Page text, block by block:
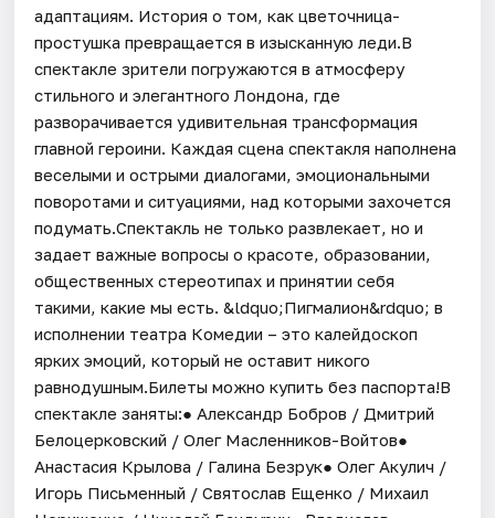
адаптациям. История о том, как цветочница-
простушка превращается в изысканную леди.В
спектакле зрители погружаются в атмосферу
стильного и элегантного Лондона, где
разворачивается удивительная трансформация
главной героини. Каждая сцена спектакля наполнена
веселыми и острыми диалогами, эмоциональными
поворотами и ситуациями, над которыми захочется
подумать.Спектакль не только развлекает, но и
задает важные вопросы о красоте, образовании,
общественных стереотипах и принятии себя
такими, какие мы есть. &ldquo;Пигмалион&rdquo; в
исполнении театра Комедии – это калейдоскоп
ярких эмоций, который не оставит никого
равнодушным.Билеты можно купить без паспорта!В
спектакле заняты:● Александр Бобров / Дмитрий
Белоцерковский / Олег Масленников-Войтов●
Анастасия Крылова / Галина Безрук● Олег Акулич /
Игорь Письменный / Святослав Ещенко / Михаил